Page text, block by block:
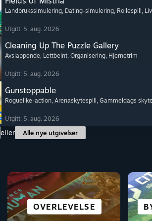
Landbrukssimulering, Dating-simulering, Rollespill ,
Utgitt: 5. aug. 2026
Cleaning Up The Puzzle Gallery
Avslappende, Lettbeint, Organisering, Hjernetrim
Utgitt: 5. aug. 2026
Gunstoppable
Roguelike-action, Arenaskytespill , Gammeldags
Utgitt: 5. aug. 2026
eller Alle nye utgivelser
OVERLEVELSE
ÅPEN VERDEN
ACTION
LETTBEINT